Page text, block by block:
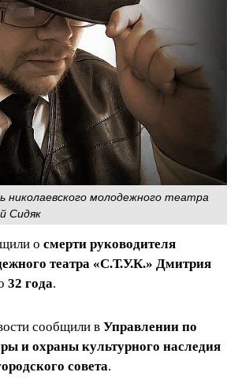
николаевского молодежного театра
Сидяк
о смерти руководителя
театра «С.Т.У.К.» Дмитрия
32 года.
сообщили в Управлении по
и охраны культурного наследия
совета.